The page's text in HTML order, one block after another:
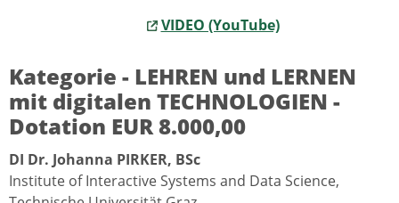
VIDEO (YouTube)
Kategorie - LEHREN und LERNEN
mit digitalen TECHNOLOGIEN -
Dotation EUR 8.000,00
DI Dr. Johanna PIRKER, BSc
Institute of Interactive Systems and Data Science,